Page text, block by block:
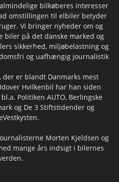
bilkøberes interesser
omstillingen til elbiler betyder
Vi bringer nyheder om og
biler på det danske marked og
sikkerhed, miljøbelastning og
og uafhængig journalistik
der er blandt Danmarks mest
Hvilkenbil har han siden
Politiken AUTO, Berlingske
og De 3 Stiftstidender og
Morten Kjeldsen og
mange års indsigt i bilernes